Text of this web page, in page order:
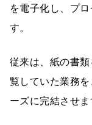
を電子化し、プ
す。
従来は、紙の書
覧していた業務
ーズに完結させま